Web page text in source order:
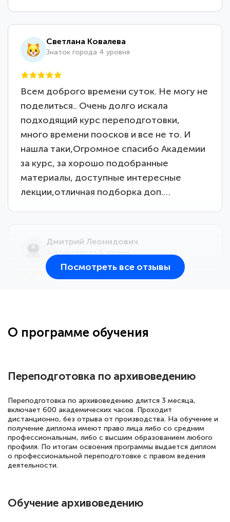
Светлана Ковалева
Знаток города 4 уровня
Всем доброго времени суток. Не могу не
поделиться.. Очень долго искала
подходящий курс переподготовки,
много времени поосков и все не то. И
нашла таки,Огромное спасибо Академии
за курс, за хорошо подобранные
материалы, доступные интересные
лекции,отличная подборка доп.…
Дмитрий Леонидович
большое количество методических
Елена Кравченко
Знаток города 5 уровня
18 марта 2026
Выражаю благодарность за курс
полезных материалов помогли
Посмотреть все отзывы
О программе обучения
Переподготовка по архивоведению
Переподготовка по архивоведению длится 3 месяца,
включает 600 академических часов. Проходит
дистанционно, без отрыва от производства. На обучение и
получение диплома имеют право лица либо со средним
профессиональным, либо с высшим образованием любого
профиля. По итогам освоения программы выдается диплом
о профессиональной переподготовке с правом ведения
деятельности.
Обучение архивоведению